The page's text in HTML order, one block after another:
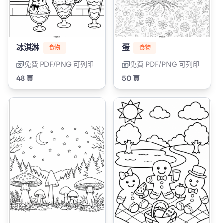
冰淇淋 食物
免費 PDF/PNG 可列印
48 頁
蛋 食物
免費 PDF/PNG 可列印
50 頁